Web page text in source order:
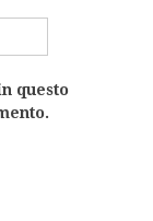
questo